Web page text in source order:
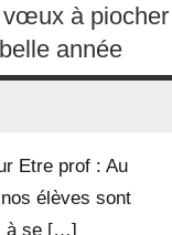
vœux à piocher
année
Etre prof : Au
élèves sont
à se […]